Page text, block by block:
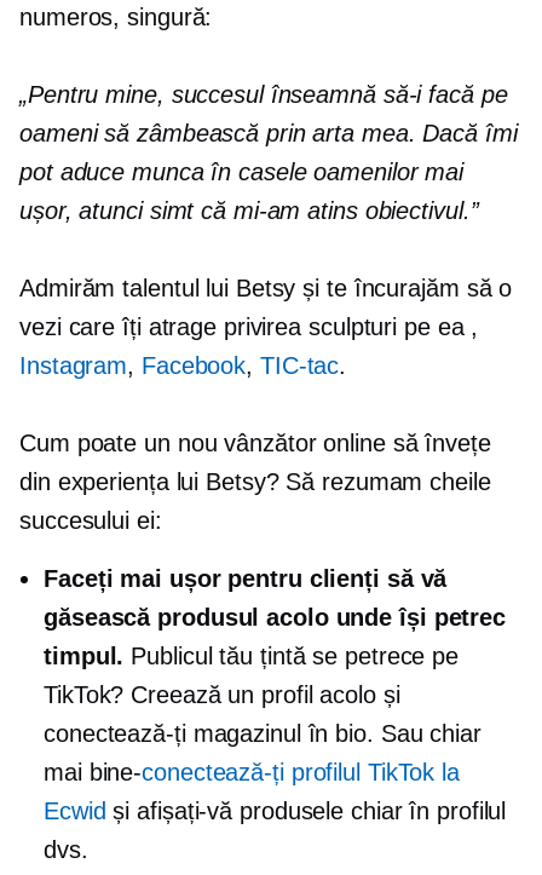
numeros, singură:
„Pentru mine, succesul înseamnă să-i facă pe
oameni să zâmbească prin arta mea. Dacă îmi
pot aduce munca în casele oamenilor mai
ușor, atunci simt că mi-am atins obiectivul.”
Admirăm talentul lui Betsy și te încurajăm să o
vezi care îți atrage privirea sculpturi pe ea ,
Instagram, Facebook, TIC-tac.
Cum poate un nou vânzător online să învețe
din experiența lui Betsy? Să rezumam cheile
succesului ei:
Faceți mai ușor pentru clienți să vă
găsească produsul acolo unde își petrec
timpul. Publicul tău țintă se petrece pe
TikTok? Creează un profil acolo și
conectează-ți magazinul în bio. Sau chiar
mai bine-conectează-ți profilul TikTok la
Ecwid și afișați-vă produsele chiar în profilul
dvs.